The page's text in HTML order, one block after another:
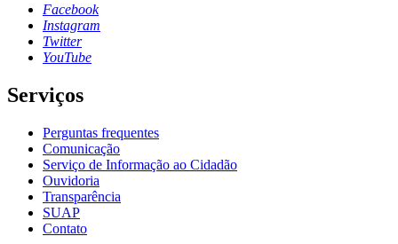
Facebook
Instagram
Twitter
YouTube
Serviços
Perguntas frequentes
Comunicação
Serviço de Informação ao Cidadão
Ouvidoria
Transparência
SUAP
Contato